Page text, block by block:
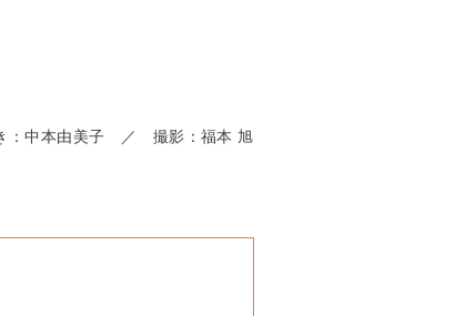
：中本由美子 ／ 撮影：福本 旭